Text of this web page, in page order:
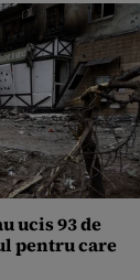
ucis 93 de
pentru care